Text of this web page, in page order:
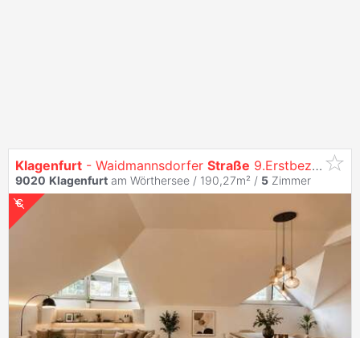
Klagenfurt - Waidmannsdorfer Straße 9.Erstbezug: 5-
9020 Klagenfurt am Wörthersee / 190,27m² / 5 Zimmer